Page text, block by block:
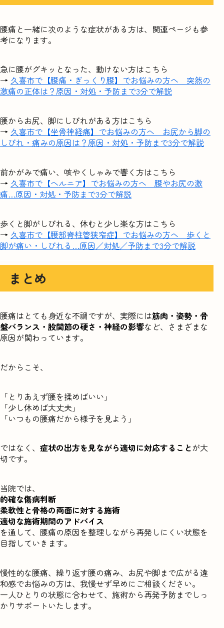
腰痛と一緒に次のような症状がある方は、関連ページも参
考になります。
急に腰がグキッとなった、動けない方はこちら
→ 久喜市で【腰痛・ぎっくり腰】でお悩みの方へ 突然の
激痛の正体は？原因・対処・予防まで3分で解説
腰からお尻、脚にしびれがある方はこちら
→ 久喜市で【坐骨神経痛】でお悩みの方へ お尻から脚の
しびれ・痛みの原因は？原因・対処・予防まで3分で解説
前かがみで痛い、咳やくしゃみで響く方はこちら
→ 久喜市で【ヘルニア】でお悩みの方へ 腰やお尻の激
痛…原因・対処・予防まで3分で解説
歩くと脚がしびれる、休むと少し楽な方はこちら
→ 久喜市で【腰部脊柱管狭窄症】でお悩みの方へ 歩くと
脚が痛い・しびれる…原因／対処／予防まで3分で解説
まとめ
腰痛はとても身近な不調ですが、実際には筋肉・姿勢・骨
盤バランス・股関節の硬さ・神経の影響など、さまざまな
原因が関わっています。
だからこそ、
「とりあえず腰を揉めばいい」
「少し休めば大丈夫」
「いつもの腰痛だから様子を見よう」
ではなく、 症状の出方を見ながら適切に対応することが大
切です。
当院では、
的確な傷病判断
柔軟性と骨格の両面に対する施術
適切な施術期間のアドバイス
を通して、腰痛の原因を整理しながら再発しにくい状態を
目指していきます。
慢性的な腰痛、繰り返す腰の痛み、お尻や脚まで広がる違
和感でお悩みの方は、我慢せず早めにご相談ください。
一人ひとりの状態に合わせて、施術から再発予防までしっ
かりサポートいたします。